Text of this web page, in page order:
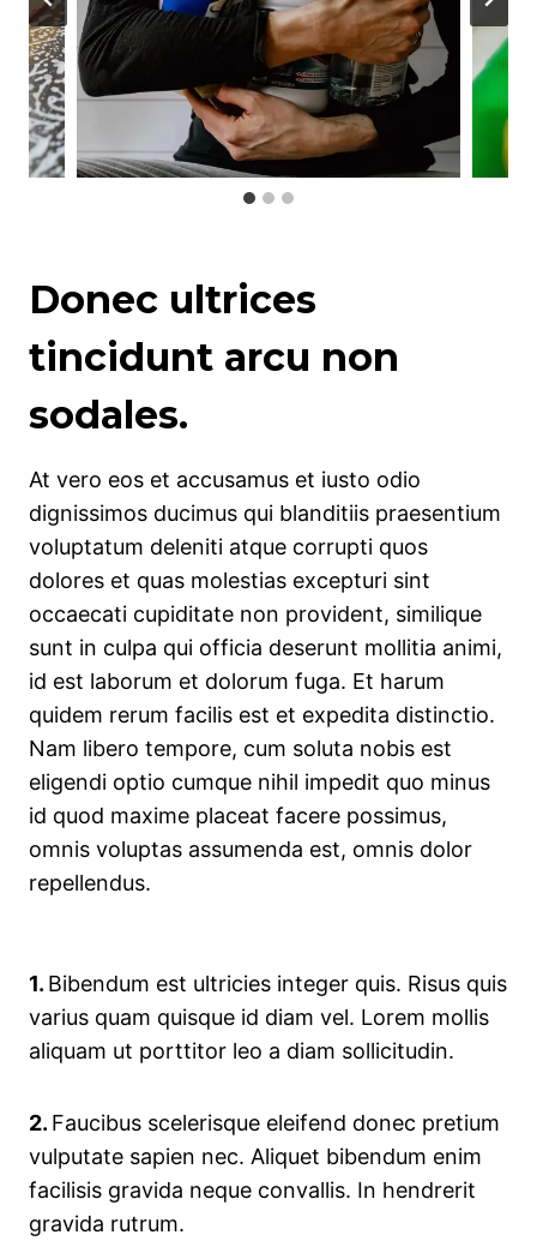
Donec ultrices
tincidunt arcu non
sodales.
At vero eos et accusamus et iusto odio
dignissimos ducimus qui blanditiis praesentium
voluptatum deleniti atque corrupti quos
dolores et quas molestias excepturi sint
occaecati cupiditate non provident, similique
sunt in culpa qui officia deserunt mollitia animi,
id est laborum et dolorum fuga. Et harum
quidem rerum facilis est et expedita distinctio.
Nam libero tempore, cum soluta nobis est
eligendi optio cumque nihil impedit quo minus
id quod maxime placeat facere possimus,
omnis voluptas assumenda est, omnis dolor
repellendus.
1. Bibendum est ultricies integer quis. Risus quis
varius quam quisque id diam vel. Lorem mollis
aliquam ut porttitor leo a diam sollicitudin.
2. Faucibus scelerisque eleifend donec pretium
vulputate sapien nec. Aliquet bibendum enim
facilisis gravida neque convallis. In hendrerit
gravida rutrum.